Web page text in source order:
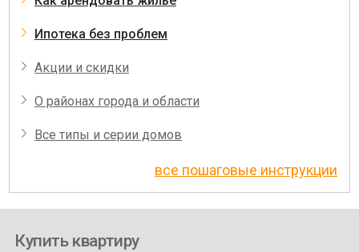
Ипотека без проблем
Акции и скидки
О районах города и области
Все типы и серии домов
все пошаговые инструкции
Купить квартиру